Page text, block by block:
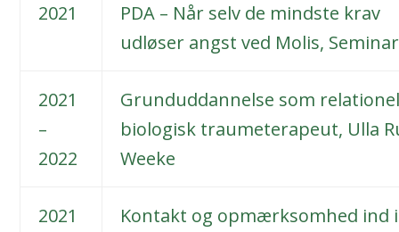
2021
PDA – Når selv de mindste krav
udløser angst ved Molis,
2021
–
2022
Grunduddannelse som
biologisk traumeterapeut, Ulla
Weeke
2021
Kontakt og opmærksomhed ind i